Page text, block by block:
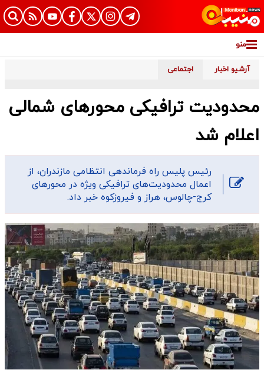
منو
آرشیو اخبار اجتماعی
محدودیت‌ ترافیکی محورهای شمالی
اعلام شد
رئیس پلیس راه فرماندهی انتظامی مازندران، از
اعمال محدودیت‌های ترافیکی ویژه در محورهای
کرج-چالوس، هراز و فیروزکوه خبر داد.